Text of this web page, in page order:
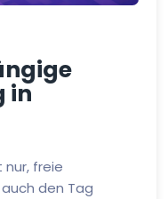
in
freie
den Tag